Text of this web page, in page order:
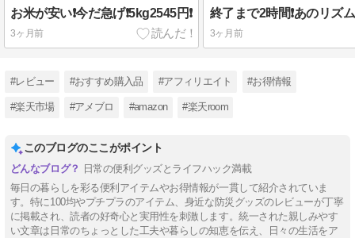
お米が安い❗️今だ急げ❗️5kg2545円❗️
3ヶ月前 3ヶ月前
#レビュー #おすすめ購入品 #アフィリエイト #お得情報
#楽天市場 #アメブロ #amazon #楽天room
このブログのここがポイント
日常の便利グッズとライフハック満載
毎日の暮らしを彩る便利アイテムやお得情報が一貫して紹介されていま
す。特に100均やプチプラのアイテム、身近な防災グッズのレビューが丁寧
に掲載され、読者の好奇心と実用性を刺激します。統一された親しみやす
い文章は日常のちょっとした工夫や暮らしの知恵を伝え、日々の生活をア